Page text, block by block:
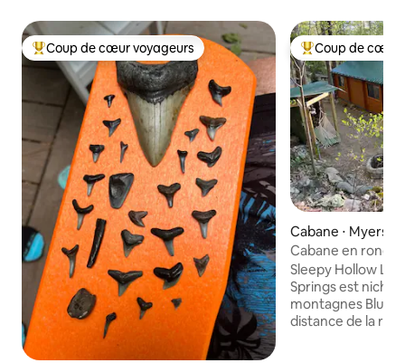
Coups de cœur voyageurs les plus appréciés
Coup de cœur voyageurs Coups de cœur
Coup de cœur
Cabane ⋅
Cabane en
Sleepy Hollow
Springs est niché
montagnes Blue
distance de la